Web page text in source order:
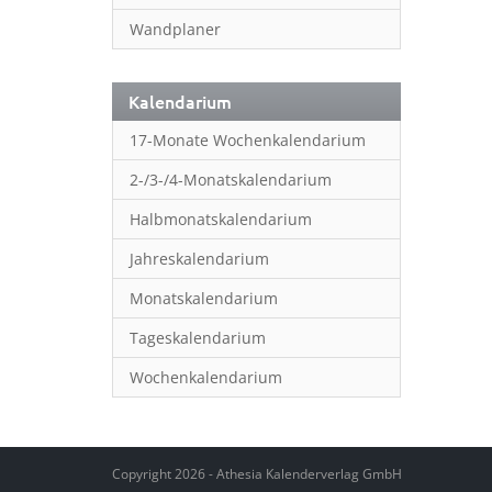
Wandplaner
Kalendarium
17-Monate Wochenkalendarium
2-/3-/4-Monatskalendarium
Halbmonatskalendarium
Jahreskalendarium
Monatskalendarium
Tageskalendarium
Wochenkalendarium
Copyright 2026 - Athesia Kalenderverlag GmbH